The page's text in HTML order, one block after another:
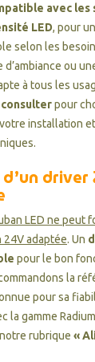
avec les
LED, pour
selon les
ou
à tous les
consulterpour
installation
driver
LED ne peut
adaptée. Un
pour le bon
la
pour sa
la gamme
rubrique «